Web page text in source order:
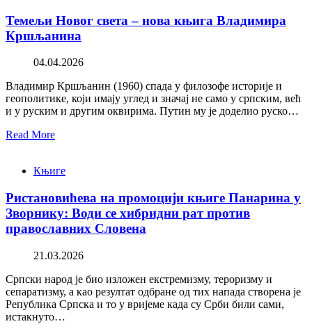
Темељи Новог света – нова књига Владимира
Кршљанина
04.04.2026
Владимир Кршљанин (1960) спада у филозофе историје и
геополитике, који имају углед и значај не само у српским, већ
и у руским и другим оквирима. Путин му је доделио руско…
Read More
Књиге
Ристановићева на промоцији књиге Панарина у
Зворнику: Води се хибридни рат против
православних Словена
21.03.2026
Српски народ је био изложен екстремизму, тероризму и
сепаратизму, а као резултат одбране од тих напада створена је
Република Српска и то у вријеме када су Срби били сами,
истакнуто…